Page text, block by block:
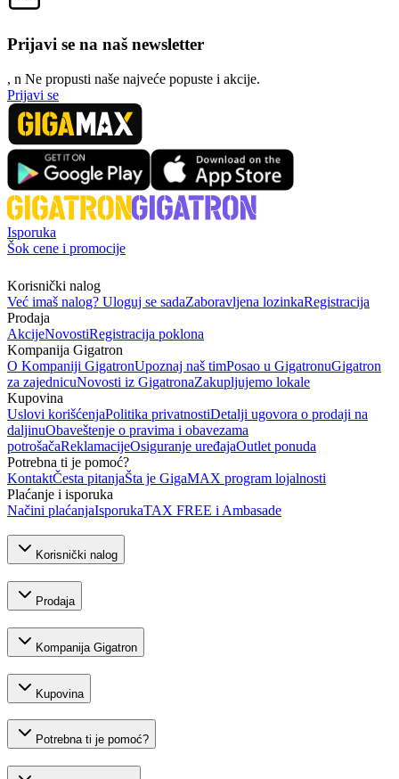
Prijavi se na naš newsletter
, n Ne propusti naše najveće popuste i akcije.
Prijavi se
Isporuka
Šok cene i promocije
Korisnički nalog
Već imaš nalog? Uloguj se sadaZaboravljena lozinkaRegistracija
Prodaja
AkcijeNovostiRegistracija poklona
Kompanija Gigatron
O Kompaniji GigatronUpoznaj naš timPosao u GigatronuGigatron
za zajednicuNovosti iz GigatronaZakupljujemo lokale
Kupovina
Uslovi korišćenjaPolitika privatnostiDetalji ugovora o prodaji na
daljinuObaveštenje o pravima i obavezama
potrošačaReklamacijeOsiguranje uređajaOutlet ponuda
Potrebna ti je pomoć?
KontaktČesta pitanjaŠta je GigaMAX program lojalnosti
Plaćanje i isporuka
Načini plaćanjaIsporukaTAX FREE i Ambasade
Korisnički nalog
Prodaja
Kompanija Gigatron
Kupovina
Potrebna ti je pomoć?